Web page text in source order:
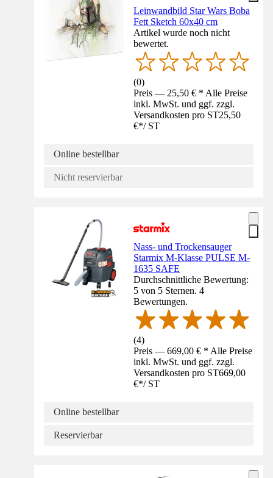
Leinwandbild Star Wars Boba
Fett Sketch 60x40 cm
Artikel wurde noch nicht
bewertet.
(0)
Preis — 25,50 € * Alle Preise
inkl. MwSt. und ggf. zzgl.
Versandkosten pro ST25,50
€*/ ST
Online bestellbar
Nicht reservierbar
Nass- und Trockensauger
Starmix M-Klasse PULSE M-
1635 SAFE
Durchschnittliche Bewertung:
5 von 5 Sternen. 4
Bewertungen.
(4)
Preis — 669,00 € * Alle Preise
inkl. MwSt. und ggf. zzgl.
Versandkosten pro ST669,00
€*/ ST
Online bestellbar
Reservierbar